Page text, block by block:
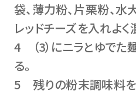
袋、薄力粉、片栗粉、水
レッドチーズを入れよく
4 （3）にニラとゆでた
る。
5 残りの粉末調味料を